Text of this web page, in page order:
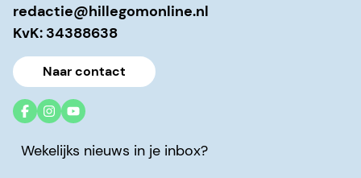
redactie@hillegomonline.nl
KvK: 34388638
Naar contact
Wekelijks nieuws in je inbox?